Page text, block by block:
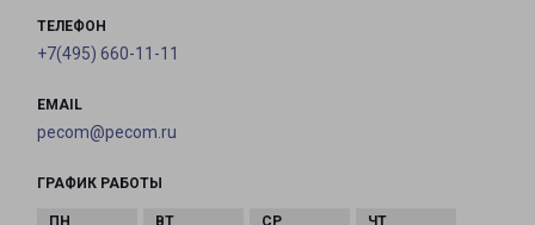
ТЕЛЕФОН
+7(495) 660-11-11
EMAIL
pecom@pecom.ru
ГРАФИК РАБОТЫ